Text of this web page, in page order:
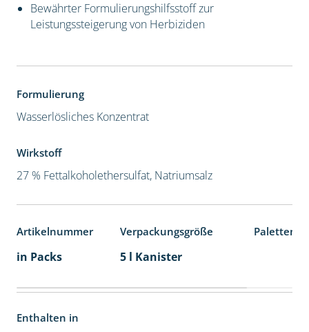
Bewährter Formulierungshilfsstoff zur
Leistungssteigerung von Herbiziden
Formulierung
Wasserlösliches Konzentrat
Wirkstoff
27 % Fettalkoholethersulfat, Natriumsalz
Artikelnummer Verpackungsgröße
in Packs 5 l Kanister
Enthalten in